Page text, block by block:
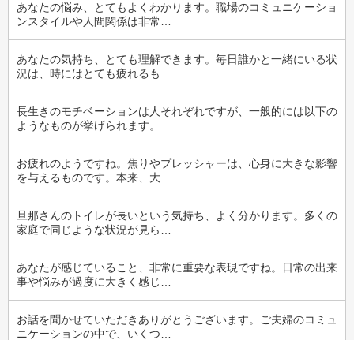
あなたの悩み、とてもよくわかります。職場のコミュニケーショ
ンスタイルや人間関係は非常…
あなたの気持ち、とても理解できます。毎日誰かと一緒にいる状
況は、時にはとても疲れるも…
長生きのモチベーションは人それぞれですが、一般的には以下の
ようなものが挙げられます。…
お疲れのようですね。焦りやプレッシャーは、心身に大きな影響
を与えるものです。本来、大…
旦那さんのトイレが長いという気持ち、よく分かります。多くの
家庭で同じような状況が見ら…
あなたが感じていること、非常に重要な表現ですね。日常の出来
事や悩みが過度に大きく感じ…
お話を聞かせていただきありがとうございます。ご夫婦のコミュ
ニケーションの中で、いくつ…